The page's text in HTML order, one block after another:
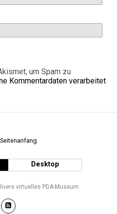
um Spam zu
Kommentardaten verarbeitet
Desktop
virtuelles PDA-Museum